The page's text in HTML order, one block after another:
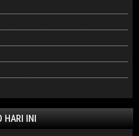
HARI INI